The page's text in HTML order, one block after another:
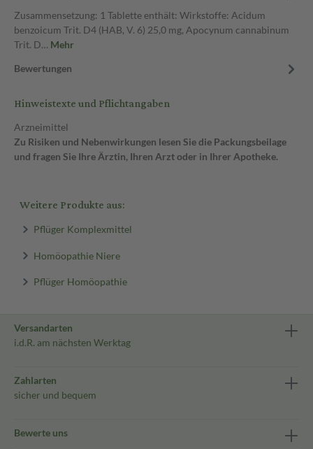
Zusammensetzung: 1 Tablette enthält: Wirkstoffe: Acidum
benzoicum Trit. D4 (HAB, V. 6) 25,0 mg, Apocynum cannabinum
Trit. D… Mehr
Bewertungen
Hinweistexte und Pflichtangaben
Arzneimittel
Zu Risiken und Nebenwirkungen lesen Sie die Packungsbeilage
und fragen Sie Ihre Ärztin, Ihren Arzt oder in Ihrer Apotheke.
Weitere Produkte aus:
Pflüger Komplexmittel
Homöopathie Niere
Pflüger Homöopathie
Versandarten
i.d.R. am nächsten Werktag
Zahlarten
sicher und bequem
Bewerte uns